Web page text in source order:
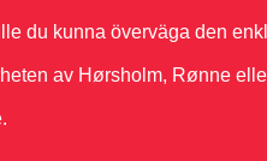
du kunna överväga den
av Hørsholm, Rønne